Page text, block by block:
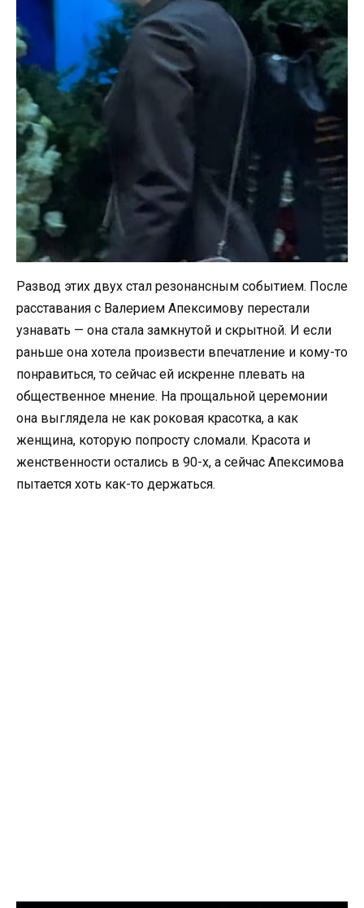
Развод этих двух стал резонансным событием. После
расставания с Валерием Апексимову перестали
узнавать — она стала замкнутой и скрытной. И если
раньше она хотела произвести впечатление и кому-то
понравиться, то сейчас ей искренне плевать на
общественное мнение. На прощальной церемонии
она выглядела не как роковая красотка, а как
женщина, которую попросту сломали. Красота и
женственности остались в 90-х, а сейчас Апексимова
пытается хоть как-то держаться.